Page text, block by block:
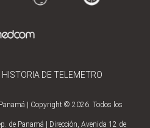
HISTORIA DE TELEMETRO
| Copyright © 2026. Todos los
de Panamá | Dirección, Avenida 12 de